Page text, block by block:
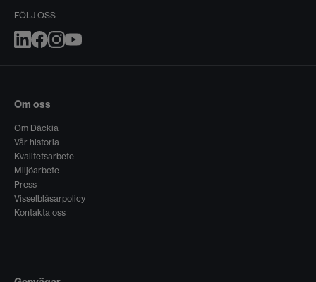
FÖLJ OSS
Om oss
Om Däckia
Vår historia
Kvalitetsarbete
Miljöarbete
Press
Visselblåsarpolicy
Kontakta oss